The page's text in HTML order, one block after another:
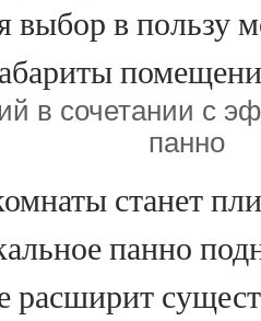
выбор в пользу
в сочетании с
панно
станет
панно
расширит